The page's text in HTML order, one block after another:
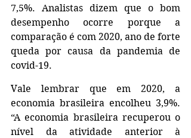
7,5%. Analistas dizem que o bom
desempenho ocorre porque a
comparação é com 2020, ano de forte
queda por causa da pandemia de
covid-19.
Vale lembrar que em 2020, a
economia brasileira encolheu 3,9%.
“A economia brasileira recuperou o
nível da atividade anterior à